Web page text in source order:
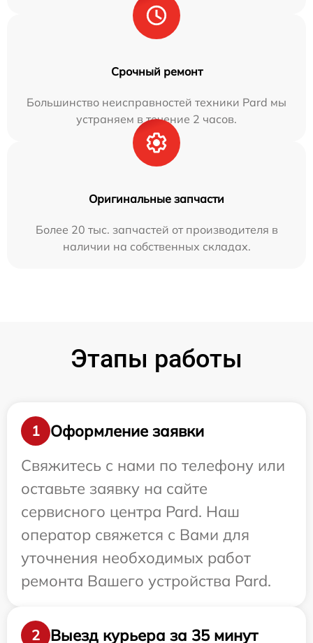
Срочный ремонт
Большинство неисправностей техники Pard мы
устраняем в течение 2 часов.
Оригинальные запчасти
Более 20 тыс. запчастей от производителя в
наличии на собственных складах.
Этапы работы
1
Оформление заявки
Свяжитесь с нами по телефону или
оставьте заявку на сайте
сервисного центра Pard. Наш
оператор свяжется с Вами для
уточнения необходимых работ
ремонта Вашего устройства Pard.
2 Выезд курьера за 35 минут